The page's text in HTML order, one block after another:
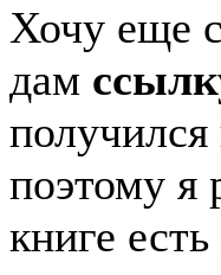
Хочу еще
дам
поэтому я
книге есть